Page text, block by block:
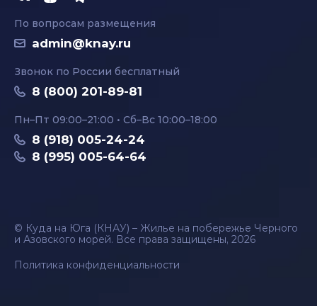
По вопросам размещения
admin@knay.ru
Звонок по России бесплатный
8 (800) 201-89-81
Пн–Пт 09:00–21:00 • Сб–Вс 10:00–18:00
8 (918) 005-24-24
8 (995) 005-64-64
© Куда на Юга (КНАУ) – Жилье на побережье Черного
и Азовского морей. Все права защищены, 2026
Политика конфиденциальности